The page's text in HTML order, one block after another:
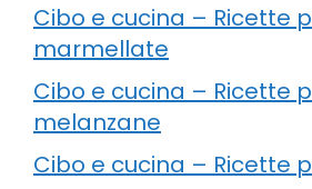
Cibo e cucina – Ricette
marmellate
Cibo e cucina – Ricette
melanzane
Cibo e cucina – Ricette